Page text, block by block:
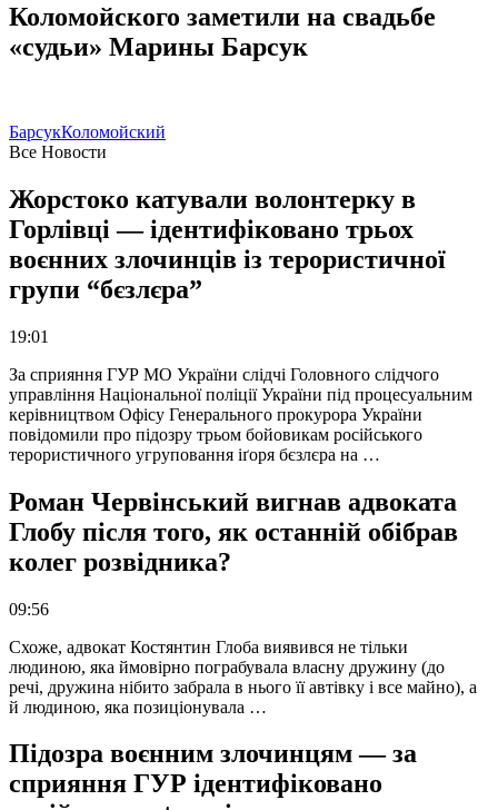
Коломойского заметили на свадьбе
«судьи» Марины Барсук
БарсукКоломойский
Все Новости
Жорстоко катували волонтерку в
Горлівці — ідентифіковано трьох
воєнних злочинців із терористичної
групи “бєзлєра”
19:01
За сприяння ГУР МО України слідчі Головного слідчого
управління Національної поліції України під процесуальним
керівництвом Офісу Генерального прокурора України
повідомили про підозру трьом бойовикам російського
терористичного угруповання іґоря бєзлєра на …
Роман Червінський вигнав адвоката
Глобу після того, як останній обібрав
колег розвідника?
09:56
Схоже, адвокат Костянтин Глоба виявився не тільки
людиною, яка ймовірно пограбувала власну дружину (до
речі, дружина нібито забрала в нього її автівку і все майно), а
й людиною, яка позиціонувала …
Підозра воєнним злочинцям — за
сприяння ГУР ідентифіковано